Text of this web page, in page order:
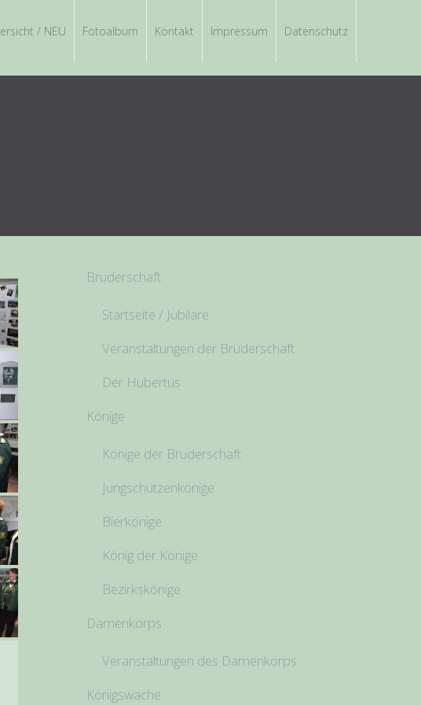
/ NEU Fotoalbum Kontakt Impressum Datenschutz
Bruderschaft
Startseite / Jubilare
Veranstaltungen der Bruderschaft
Der Hubertus
Könige
Könige der Bruderschaft
Jungschützenkönige
Bierkönige
König der Könige
Bezirkskönige
Damenkorps
Veranstaltungen des Damenkorps
Königswache